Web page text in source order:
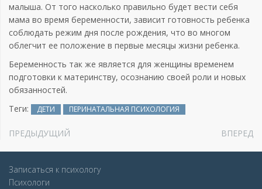
малыша. От того насколько правильно будет вести себя
мама во время беременности, зависит готовность ребенка
соблюдать режим дня после рождения, что во многом
облегчит ее положение в первые месяцы жизни ребенка.
Беременность так же является для женщины временем
подготовки к материнству, осознанию своей роли и новых
обязанностей.
Теги:
ДЕТИ ПЕРИНАТАЛЬНАЯ ПСИХОЛОГИЯ
ПРЕДЫДУЩИЙ ВПЕРЕД
Записаться к психологу
Психологи